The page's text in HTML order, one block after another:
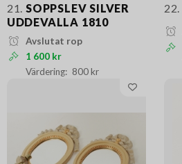
21.
SOPPSLEV SILVER
UDDEVALLA 1810
Avslutat rop
1 600 kr
800 kr
22.